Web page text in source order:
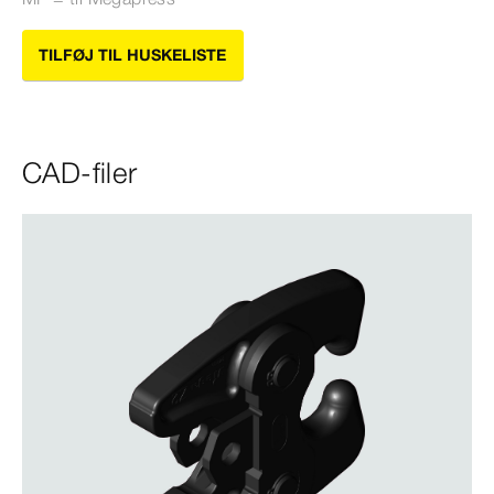
TILFØJ TIL HUSKELISTE
CAD-filer